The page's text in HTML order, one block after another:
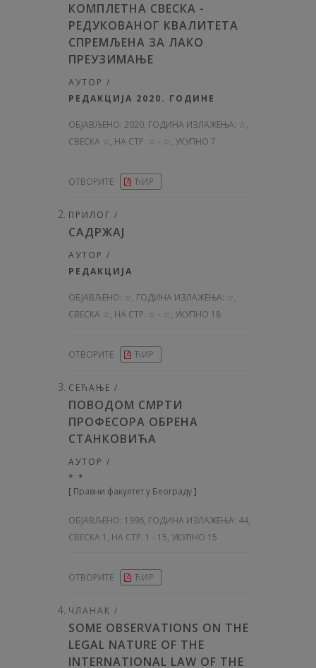
КОМПЛЕТНА СВЕСКА -
РЕДУКОВАНОГ КВАЛИТЕТА
СПРЕМЉЕНА ЗА ЛАКО
ПРЕУЗИМАЊЕ
АУТОР /
РЕДАКЦИЈА 2020. ГОДИНЕ
ОБЈАВЉЕНО: 2020, ГОДИНА ИЗЛАЖЕЊА: ☆ ,
СВЕСКА ☆, НА СТР. ☆ - ☆, УКУПНО 7
ОТВОРИТЕ ЋИР
ПРИЛОГ /
САДРЖАЈ
АУТОР /
РЕДАКЦИЈА
ОБЈАВЉЕНО: ☆, ГОДИНА ИЗЛАЖЕЊА: ☆ ,
СВЕСКА ☆, НА СТР. ☆ - ☆, УКУПНО 18
ОТВОРИТЕ ЋИР
СЕЋАЊЕ /
ПОВОДОМ СМРТИ
ПРОФЕСОРА ОБРЕНА
СТАНКОВИЋА
АУТОР /
* *
[ Правни факултет у Београду]
ОБЈАВЉЕНО: 1996, ГОДИНА ИЗЛАЖЕЊА: 44,
СВЕСКА 1, НА СТР. 1 - 15, УКУПНО 15
ОТВОРИТЕ ЋИР
ЧЛАНАК /
SOME OBSERVATIONS ON THE
LEGAL NATURE OF THE
INTERNATIONAL LAW OF THE